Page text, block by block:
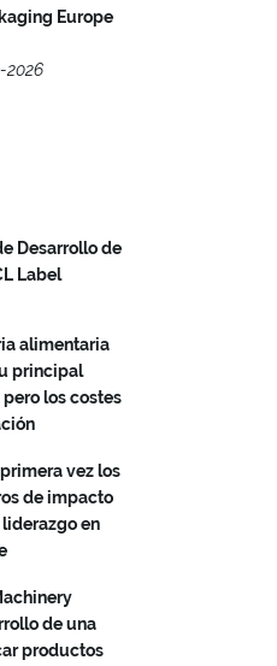
Europe
2026
Desarrollo de
Label
alimentaria
principal
los costes
vez los
de impacto
en
de una
productos